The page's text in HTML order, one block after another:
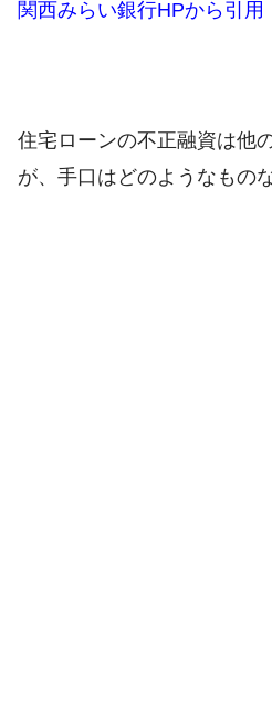
関西みらい銀行HPから引用
住宅ローンの不正融資は他
が、手口はどのようなもの